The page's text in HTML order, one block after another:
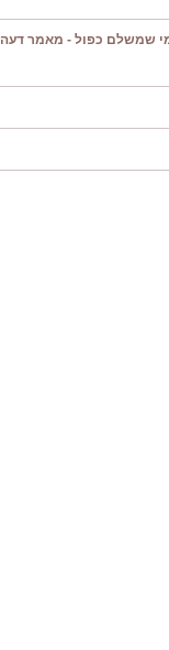
שמשלם כפול - מאמר דעה